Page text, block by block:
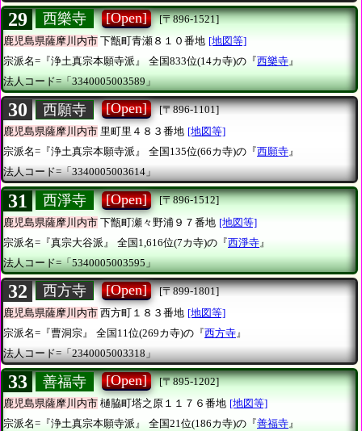
29 西樂寺 [Open]
[〒896-1521]
鹿児島県薩摩川内市 下甑町青瀬８１０番地 [地図等]
宗派名=『浄土真宗本願寺派』
全国833位(14カ寺)の『西樂寺 』
法人コード=「3340005003589」
30 西願寺 [Open]
[〒896-1101]
鹿児島県薩摩川内市 里町里４８３番地 [地図等]
宗派名=『浄土真宗本願寺派』
全国135位(66カ寺)の『西願寺』
法人コード=「3340005003614」
31 西淨寺 [Open]
[〒896-1512]
鹿児島県薩摩川内市 下甑町瀬々野浦９７番地 [地図等]
宗派名=『真宗大谷派』
全国1,616位(7カ寺)の『西淨寺 』
法人コード=「5340005003595」
32 西方寺 [Open]
[〒899-1801]
鹿児島県薩摩川内市 西方町１８３番地 [地図等]
宗派名=『曹洞宗』
全国11位(269カ寺)の『西方寺 』
法人コード=「2340005003318」
33 善福寺 [Open]
[〒895-1202]
鹿児島県薩摩川内市 樋脇町塔之原１１７６番地 [地図等]
宗派名=『浄土真宗本願寺派』
全国21位(186カ寺)の『善福寺』